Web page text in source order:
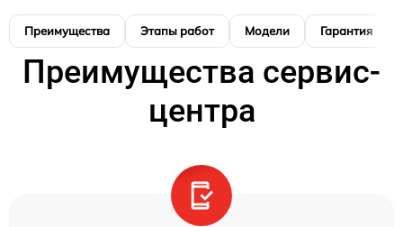
Преимущества Этапы работ Модели Гарантия
Преимущества сервис-
центра